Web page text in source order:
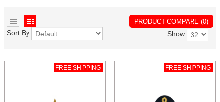
PRODUCT COMPARE (0)
Sort By: Show:
FREE SHIPPING FREE SHIPPING